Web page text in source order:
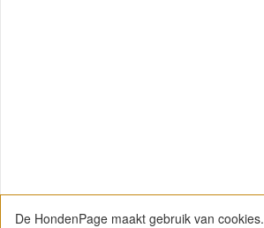
De HondenPage maakt gebruik van cookies.